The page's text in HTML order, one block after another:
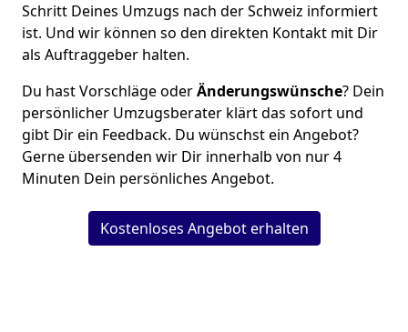
Schritt Deines Umzugs nach der Schweiz informiert
ist. Und wir können so den direkten Kontakt mit Dir
als Auftraggeber halten.
Du hast Vorschläge oderÄnderungswünsche? Dein
persönlicher Umzugsberater klärt das sofort und
gibt Dir ein Feedback. Du wünschst ein Angebot?
Gerne übersenden wir Dir innerhalb von nur4
Minuten Dein persönliches Angebot.
Kostenloses Angebot erhalten